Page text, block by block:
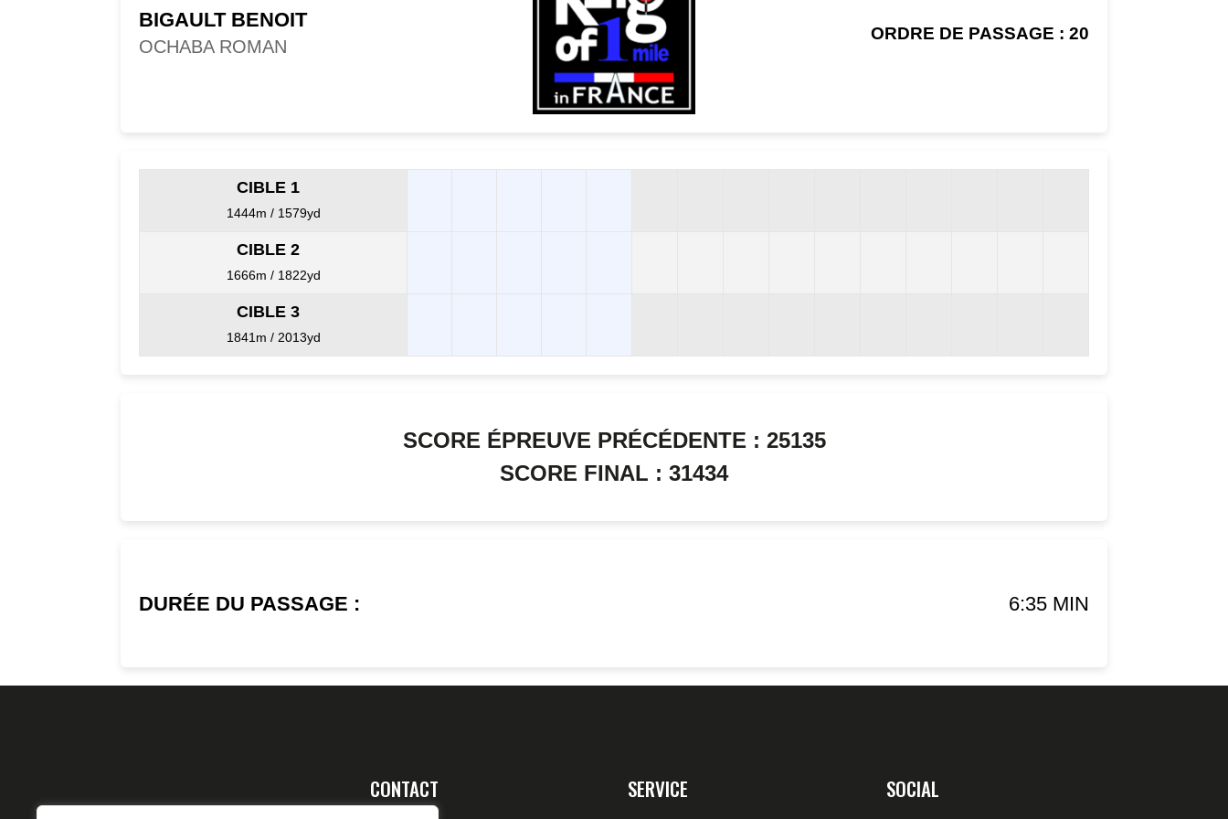
BIGAULT BENOIT
OCHABA ROMAN
ORDRE DE PASSAGE : 20
CIBLE 1
1444m / 1579yd
CIBLE 2
1666m / 1822yd
CIBLE 3
1841m / 2013yd
SCORE ÉPREUVE PRÉCÉDENTE : 25135
SCORE FINAL : 31434
DURÉE DU PASSAGE : 6:35 MIN
CONTACT SERVICE SOCIAL